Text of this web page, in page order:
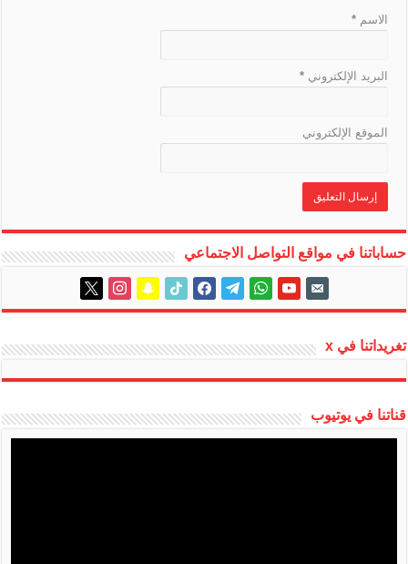
الاسم*
البريد الإلكتروني*
الموقع الإلكتروني
حساباتنا في مواقع التواصل الاجتماعي
email-
alt
youtube
whatsapp
telegram
facebook
tiktok
snapchat
instagram
x
تغريداتنا في x
قناتنا في يوتيوب